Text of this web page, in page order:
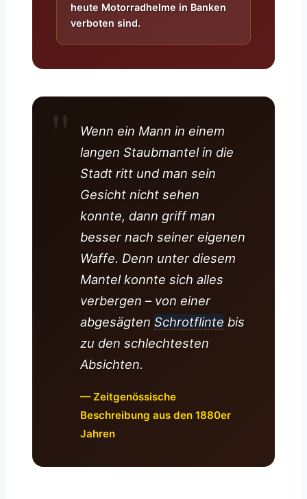
heute Motorradhelme in Banken
verboten sind.
Wenn ein Mann in einem
langen Staubmantel in die
Stadt ritt und man sein
Gesicht nicht sehen
konnte, dann griff man
besser nach seiner eigenen
Waffe. Denn unter diesem
Mantel konnte sich alles
verbergen – von einer
abgesägten Schrotflinte bis
zu den schlechtesten
Absichten.
— Zeitgenössische
Beschreibung aus den 1880er
Jahren